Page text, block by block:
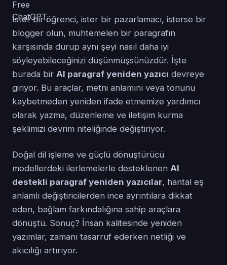
İster bir öğrenci, ister bir pazarlamacı, isterse bir
blogger olun, muhtemelen bir paragrafın
karşısında durup aynı şeyi nasıl daha iyi
söyleyebileceğinizi düşünmüşsünüzdür. İşte
burada bir AI paragraf yeniden yazıcı devreye
giriyor. Bu araçlar, metni anlamını veya tonunu
kaybetmeden yeniden ifade etmemize yardımcı
olarak yazma, düzenleme ve iletişim kurma
şeklimizi devrim niteliğinde değiştiriyor.
Doğal dil işleme ve güçlü dönüştürücü
modellerdeki ilerlemelerle desteklenen AI
destekli paragraf yeniden yazıcılar, hantal eş
anlamlı değiştiricilerden ince ayrıntılara dikkat
eden, bağlam farkındalığına sahip araçlara
dönüştü. Sonuç? İnsan kalitesinde yeniden
yazımlar, zamanı tasarruf ederken netliği ve
akıcılığı artırıyor.